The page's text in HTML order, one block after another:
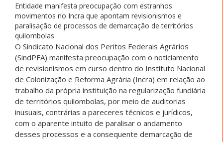
Entidade manifesta preocupação com estranhos
movimentos no Incra que apontam revisionismos e
paralisação de processos de demarcação de territórios
quilombolas
O Sindicato Nacional dos Peritos Federais Agrários
(SindPFA) manifesta preocupação com o noticiamento
de revisionismos em curso dentro do Instituto Nacional
de Colonização e Reforma Agrária (Incra) em relação ao
trabalho da própria instituição na regularização fundiária
de territórios quilombolas, por meio de auditorias
inusuais, contrárias a pareceres técnicos e jurídicos,
com o aparente intuito de paralisar o andamento
desses processos e a consequente demarcação de